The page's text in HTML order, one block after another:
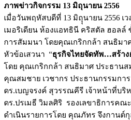
ภาพข่าวกิจกรรม 13 มิถุนายน 2556
เมื่อวันพฤหัสบดีที่ 13 มิถุุนายน 2556 เ
เมอริเดียน ห้องแอทธินี คริสตัล ฮอลล์
การสัมมนา โดยคุณเกริกกล้า สนธิมา
หัวข้อเสวนา “ธุรกิจไทยจัดทัพ…สร้าง
โดย คุณเกริกกล้า สนธิมาศ ประธาน
คุณสมชาย เวชากร ประธานกรรมกา
ดร.เบญจรงค์ สุวรรณคีรี เจ้าหน้าที่บริ
ดร.ปรเมธี วิมลศิริ รองเลขาธิการค
ดำเนินรายการโดย คุณภัทร จึงกานต์